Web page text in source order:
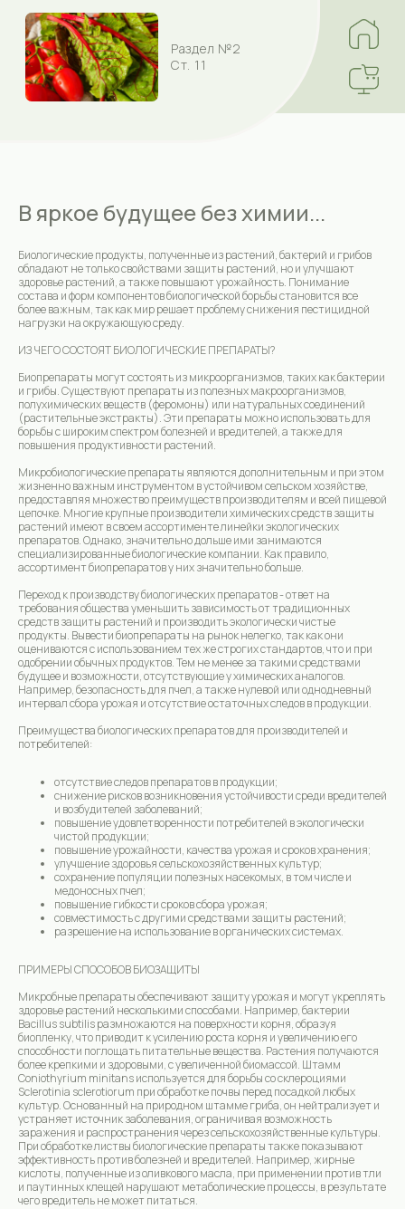
Раздел №2
Ст. 11
В яркое будущее без химии...
Биологические продукты, полученные из растений, бактерий и грибов
обладают не только свойствами защиты растений, но и улучшают
здоровье растений, а также повышают урожайность. Понимание
состава и форм компонентов биологической борьбы становится все
более важным, так как мир решает проблему снижения пестицидной
нагрузки на окружающую среду.
ИЗ ЧЕГО СОСТОЯТ БИОЛОГИЧЕСКИЕ ПРЕПАРАТЫ?
Биопрепараты могут состоять из микроорганизмов, таких как бактерии
и грибы. Существуют препараты из полезных макроорганизмов,
полухимических веществ (феромоны) или натуральных соединений
(растительные экстракты). Эти препараты можно использовать для
борьбы с широким спектром болезней и вредителей, а также для
повышения продуктивности растений.
Микробиологические препараты являются дополнительным и при этом
жизненно важным инструментом в устойчивом сельском хозяйстве,
предоставляя множество преимуществ производителям и всей пищевой
цепочке. Многие крупные производители химических средств защиты
растений имеют в своем ассортименте линейки экологических
препаратов. Однако, значительно дольше ими занимаются
специализированные биологические компании. Как правило,
ассортимент биопрепаратов у них значительно больше.
Переход к производству биологических препаратов - ответ на
требования общества уменьшить зависимость от традиционных
средств защиты растений и производить экологически чистые
продукты. Вывести биопрепараты на рынок нелегко, так как они
оцениваются с использованием тех же строгих стандартов, что и при
одобрении обычных продуктов. Тем не менее за такими средствами
будущее и возможности, отсутствующие у химических аналогов.
Например, безопасность для пчел, а также нулевой или однодневный
интервал сбора урожая и отсутствие остаточных следов в продукции.
Преимущества биологических препаратов для производителей и
потребителей:
отсутствие следов препаратов в продукции;
снижение рисков возникновения устойчивости среди вредителей
и возбудителей заболеваний;
повышение удовлетворенности потребителей в экологически
чистой продукции;
повышение урожайности, качества урожая и сроков хранения;
улучшение здоровья сельскохозяйственных культур;
сохранение популяции полезных насекомых, в том числе и
медоносных пчел;
повышение гибкости сроков сбора урожая;
совместимость с другими средствами защиты растений;
разрешение на использование в органических системах.
ПРИМЕРЫ СПОСОБОВ БИОЗАЩИТЫ
Микробные препараты обеспечивают защиту урожая и могут укреплять
здоровье растений несколькими способами. Например, бактерии
Bacillus subtilis размножаются на поверхности корня, образуя
биопленку, что приводит к усилению роста корня и увеличению его
способности поглощать питательные вещества. Растения получаются
более крепкими и здоровыми, с увеличенной биомассой. Штамм
Coniothyrium minitans используется для борьбы со склероциями
Sclerotinia sclerotiorum при обработке почвы перед посадкой любых
культур. Основанный на природном штамме гриба, он нейтрализует и
устраняет источник заболевания, ограничивая возможность
заражения и распространения через сельскохозяйственные культуры.
При обработке листвы биологические препараты также показывают
эффективность против болезней и вредителей. Например, жирные
кислоты, полученные из оливкового масла, при применении против тли
и паутинных клещей нарушают метаболические процессы, в результате
чего вредитель не может питаться.